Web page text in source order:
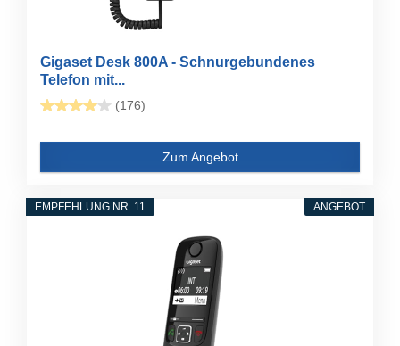
Gigaset Desk 800A - Schnurgebundenes
Telefon mit...
(176)
Zum Angebot
ANGEBOT
EMPFEHLUNG NR. 11